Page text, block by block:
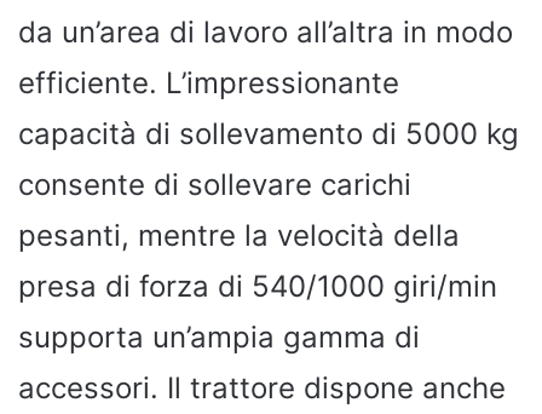
da un’area di lavoro all’altra in modo
efficiente. L’impressionante
capacità di sollevamento di 5000 kg
consente di sollevare carichi
pesanti, mentre la velocità della
presa di forza di 540/1000 giri/min
supporta un’ampia gamma di
accessori. Il trattore dispone anche